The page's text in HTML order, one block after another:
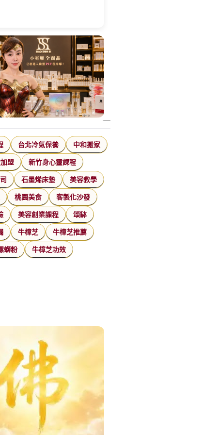
台北冷氣保養 中和搬家
盟 新竹身心靈課程
石墨烯床墊 美容教學
桃園美食 客製化沙發
美容創業課程 頌缽
牛樟芝 牛樟芝推薦
螄粉 牛樟芝功效